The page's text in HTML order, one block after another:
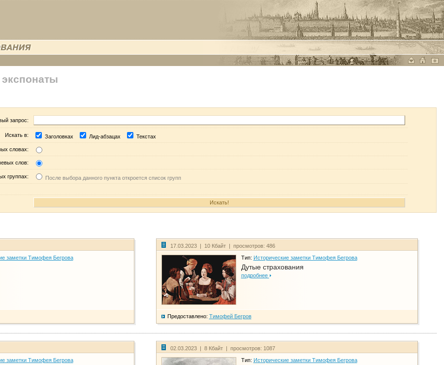
запрос:
Искать в: Заголовках Лид-абзацах Текстах
словах:
слов:
группах: После выбора данного пункта откроется список групп
заметки Тимофея Бегрова
17.03.2023 | 10 Кбайт | просмотров: 486
Тип: Исторические заметки Тимофея Бегрова
Дутые страхования
подробнее
Предоставлено: Тимофей Бегров
заметки Тимофея Бегрова
02.03.2023 | 8 Кбайт | просмотров: 1087
Тип: Исторические заметки Тимофея Бегрова